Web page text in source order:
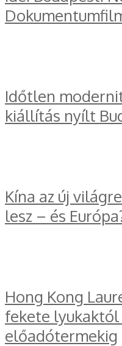
Időtlen
kiállítás nyílt
Kína az új
lesz – és
Hong Kong
fekete lyukaktól
előadótermekig